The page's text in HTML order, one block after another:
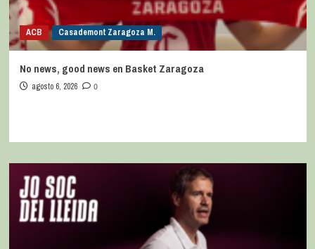
ACB Casademont Zaragoza M.
No news, good news en Basket Zaragoza
agosto 6, 2026 0